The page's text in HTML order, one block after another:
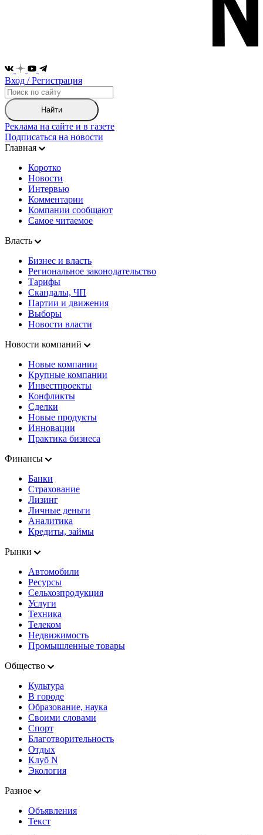
Вход / Регистрация
Найти
Реклама на сайте и в газете
Подписаться на новости
Главная
Коротко
Новости
Интервью
Комментарии
Компании сообщают
Самое читаемое
Власть
Бизнес и власть
Региональное законодательство
Тарифы
Скандалы, ЧП
Партии и движения
Выборы
Новости власти
Новости компаний
Новые компании
Крупные компании
Инвестпроекты
Конфликты
Сделки
Новые продукты
Инновации
Практика бизнеса
Финансы
Банки
Страхование
Лизинг
Личные деньги
Аналитика
Кредиты, займы
Рынки
Автомобили
Ресурсы
Сельхозпродукция
Услуги
Техника
Телеком
Недвижимость
Промышленные товары
Общество
Культура
В городе
Образование, наука
Своими словами
Спорт
Благотворительность
Отдых
Клуб N
Экология
Разное
Объявления
Текст